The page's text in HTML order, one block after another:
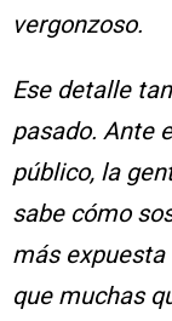
vergonzoso.
Ese detalle
pasado. Ante
público, la
sabe cómo
más expuesta
que muchas